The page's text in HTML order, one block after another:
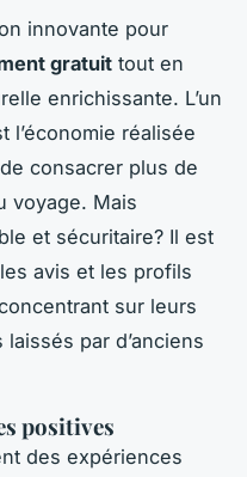
innovante pour
gratuit tout en
enrichissante. L’un
l’économie réalisée
consacrer plus de
voyage. Mais
et sécuritaire? Il est
avis et les profils
sur leurs
par d’anciens
positives
des expériences